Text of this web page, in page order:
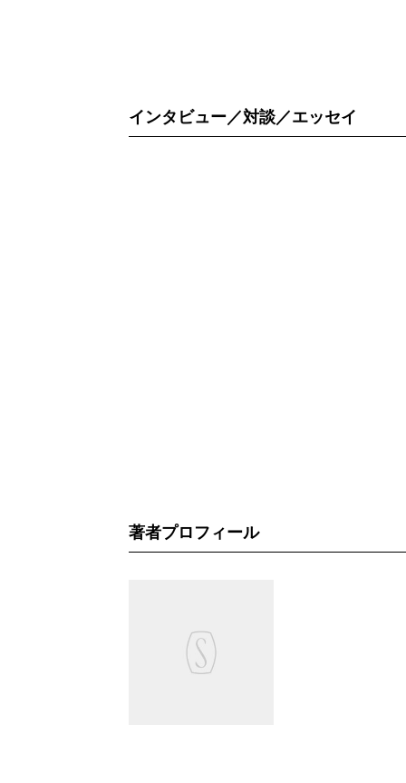
インタビュー／対談／エッセイ
著者プロフィール